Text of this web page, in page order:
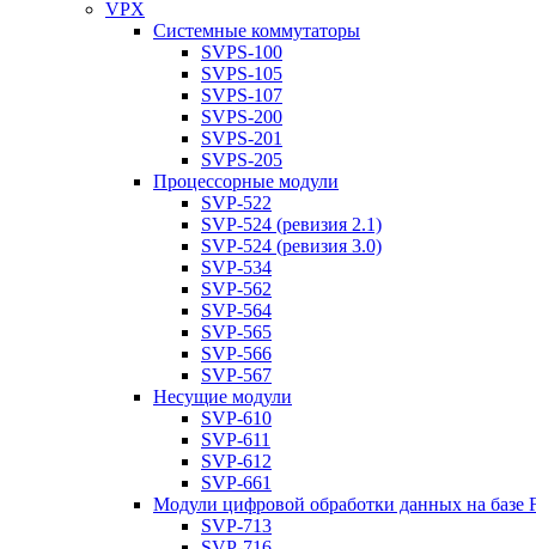
VPX
Системные коммутаторы
SVPS-100
SVPS-105
SVPS-107
SVPS-200
SVPS-201
SVPS-205
Процессорные модули
SVP-522
SVP-524 (ревизия 2.1)
SVP-524 (ревизия 3.0)
SVP-534
SVP-562
SVP-564
SVP-565
SVP-566
SVP-567
Несущие модули
SVP-610
SVP-611
SVP-612
SVP-661
Модули цифровой обработки данных на базе
SVP-713